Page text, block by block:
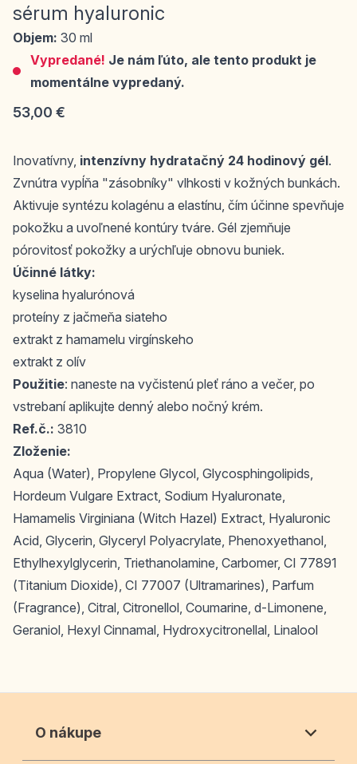
sérum hyaluronic
Objem: 30 ml
Vypredané! Je nám ľúto, ale tento produkt je
momentálne vypredaný.
53,00 €
Inovatívny, intenzívny hydratačný 24 hodinový gél.
Zvnútra vypĺňa "zásobníky" vlhkosti v kožných bunkách.
Aktivuje syntézu kolagénu a elastínu, čím účinne spevňuje
pokožku a uvoľnené kontúry tváre. Gél zjemňuje
pórovitosť pokožky a urýchľuje obnovu buniek.
Účinné látky:
kyselina hyalurónová
proteíny z jačmeňa siateho
extrakt z hamamelu virgínskeho
extrakt z olív
Použitie: naneste na vyčistenú pleť ráno a večer, po
vstrebaní aplikujte denný alebo nočný krém.
Ref.č.: 3810
Zloženie:
Aqua (Water), Propylene Glycol, Glycosphingolipids,
Hordeum Vulgare Extract, Sodium Hyaluronate,
Hamamelis Virginiana (Witch Hazel) Extract, Hyaluronic
Acid, Glycerin, Glyceryl Polyacrylate, Phenoxyethanol,
Ethylhexylglycerin, Triethanolamine, Carbomer, CI 77891
(Titanium Dioxide), CI 77007 (Ultramarines), Parfum
(Fragrance), Citral, Citronellol, Coumarine, d-Limonene,
Geraniol, Hexyl Cinnamal, Hydroxycitronellal, Linalool
O nákupe